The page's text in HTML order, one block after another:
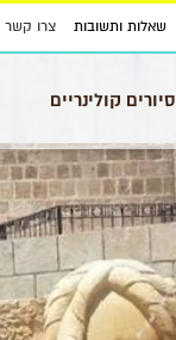
שאלות ותשובות צרו קשר
סיורים קולינריים